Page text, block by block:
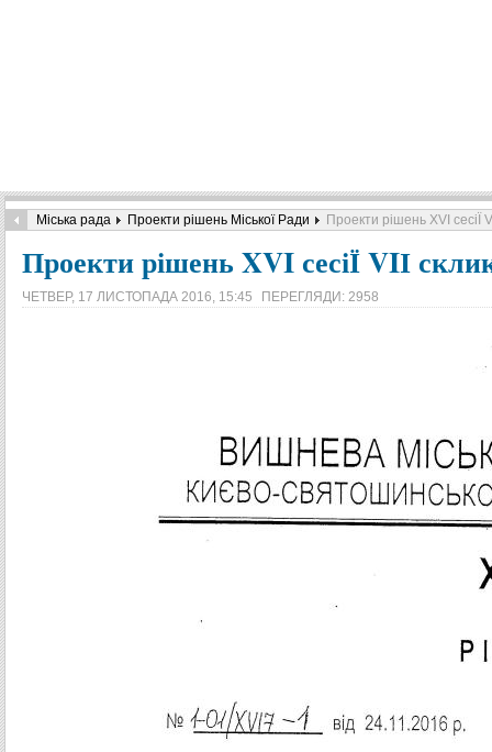
Міська рада Проекти рішень Міської Ради Проекти рішень XVI сесіЇ
Проекти рішень XVI сесіЇ VIІ
ЧЕТВЕР, 17 ЛИСТОПАДА 2016, 15:45 ПЕРЕГЛЯДИ: 2958